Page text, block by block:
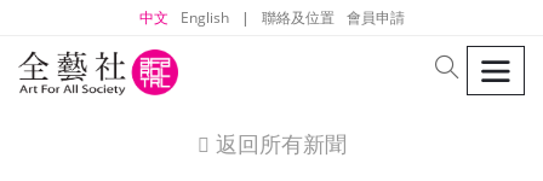
中文 English | 聯絡及位置 會員申請
search
icon
返回所有新聞